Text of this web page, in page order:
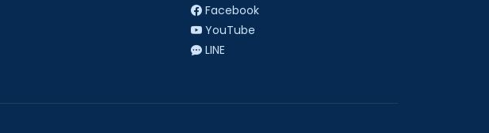
Facebook
YouTube
LINE